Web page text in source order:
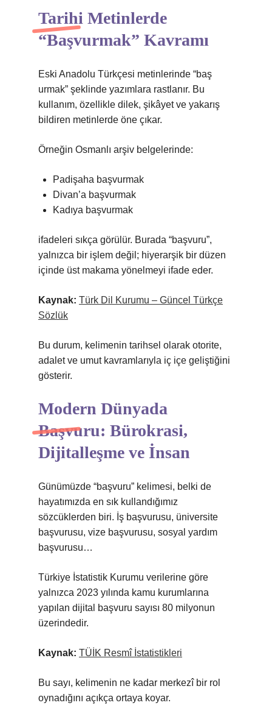
Tarihi Metinlerde
“Başvurmak” Kavramı
Eski Anadolu Türkçesi metinlerinde “baş
urmak” şeklinde yazımlara rastlanır. Bu
kullanım, özellikle dilek, şikâyet ve yakarış
bildiren metinlerde öne çıkar.
Örneğin Osmanlı arşiv belgelerinde:
Padişaha başvurmak
Divan’a başvurmak
Kadıya başvurmak
ifadeleri sıkça görülür. Burada “başvuru”,
yalnızca bir işlem değil; hiyerarşik bir düzen
içinde üst makama yönelmeyi ifade eder.
Kaynak: Türk Dil Kurumu – Güncel Türkçe
Sözlük
Bu durum, kelimenin tarihsel olarak otorite,
adalet ve umut kavramlarıyla iç içe geliştiğini
gösterir.
Modern Dünyada
Başvuru: Bürokrasi,
Dijitalleşme ve İnsan
Günümüzde “başvuru” kelimesi, belki de
hayatımızda en sık kullandığımız
sözcüklerden biri. İş başvurusu, üniversite
başvurusu, vize başvurusu, sosyal yardım
başvurusu…
Türkiye İstatistik Kurumu verilerine göre
yalnızca 2023 yılında kamu kurumlarına
yapılan dijital başvuru sayısı 80 milyonun
üzerindedir.
Kaynak: TÜİK Resmî İstatistikleri
Bu sayı, kelimenin ne kadar merkezî bir rol
oynadığını açıkça ortaya koyar.